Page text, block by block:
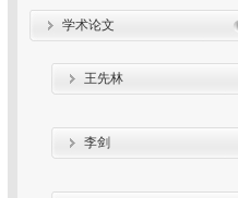
学术论文
王先林
李剑